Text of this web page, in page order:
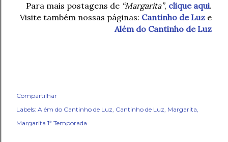
Para mais postagens de “Margarita”, clique aqui.
Visite também nossas páginas: Cantinho de Luz e
Além do Cantinho de Luz
Compartilhar
Labels: Além do Cantinho de Luz Cantinho de Luz Margarita
Margarita 1ª Temporada